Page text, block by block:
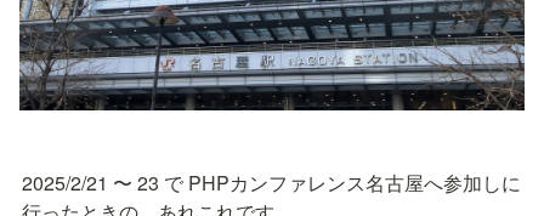
2025/2/21 〜 23 で PHPカンファレンス名古屋へ参加しに